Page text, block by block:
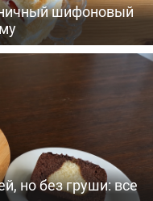
шифоновый
но без груши: все